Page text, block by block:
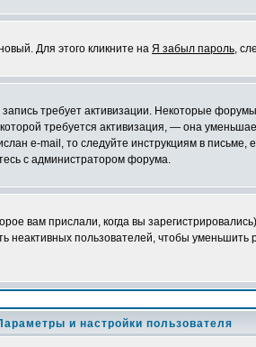
Для этого кликните на Я забыл пароль,
требует активизации. Некоторые
требуется активизация, — она
e-mail, то следуйте инструкциям в
с администратором форума.
вам прислали, когда вы
пользователей, чтобы
и настройки пользователя